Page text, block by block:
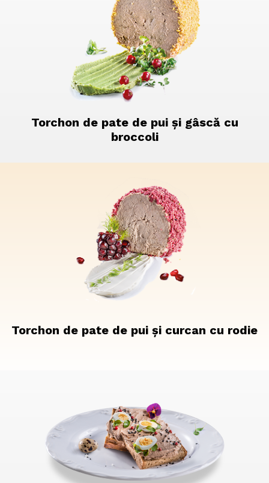
Torchon de pate de pui și gâscă cu
broccoli
Torchon de pate de pui și curcan cu rodie